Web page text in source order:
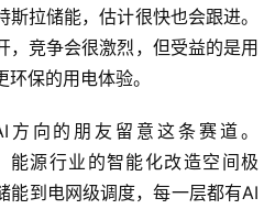
注册
拉储能，估计很快也会跟进。
，竞争会很激烈，但受益的是用
保的用电体验。
向的朋友留意这条赛道。
能源行业的智能化改造空间极
能到电网级调度，每一层都有AI